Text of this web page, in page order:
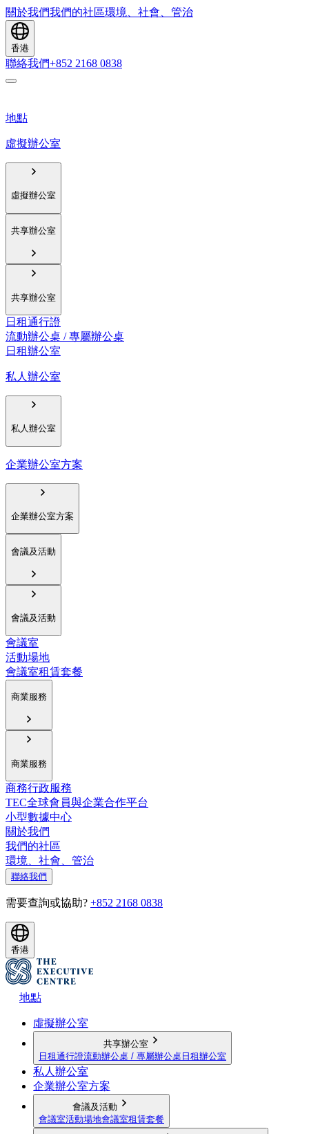
關於我們我們的社區環境、社會、管治
香港
聯絡我們+852 2168 0838
地點
虛擬辦公室
虛擬辦公室
共享辦公室
共享辦公室
日租通行證
流動辦公桌 / 專屬辦公桌
日租辦公室
私人辦公室
私人辦公室
企業辦公室方案
企業辦公室方案
會議及活動
會議及活動
會議室
活動場地
會議室租賃套餐
商業服務
商業服務
商務行政服務
TEC全球會員與企業合作平台
小型數據中心
關於我們
我們的社區
環境、社會、管治
聯絡我們
需要查詢或協助? +852 2168 0838
香港
地點
虛擬辦公室
共享辦公室
日租通行證流動辦公桌 / 專屬辦公桌 日租辦公室
私人辦公室
企業辦公室方案
會議及活動
會議室活動場地會議室租賃套餐